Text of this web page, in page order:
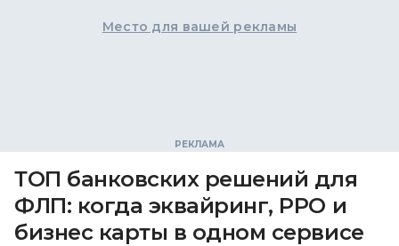
Место для вашей рекламы
ТОП банковских решений для
ФЛП: когда эквайринг, РРО и
бизнес карты в одном сервисе